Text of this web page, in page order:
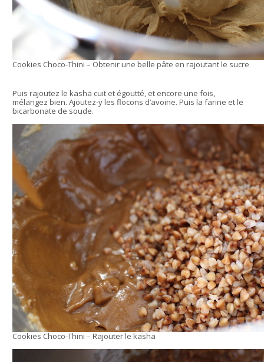
Cookies Choco-Thini – Obtenir une belle pâte en rajoutant le sucre
Puis rajoutez le kasha cuit et égoutté, et encore une fois,
mélangez bien. Ajoutez-y les flocons d’avoine. Puis la farine et le
bicarbonate de soude.
Cookies Choco-Thini – Rajouter le kasha